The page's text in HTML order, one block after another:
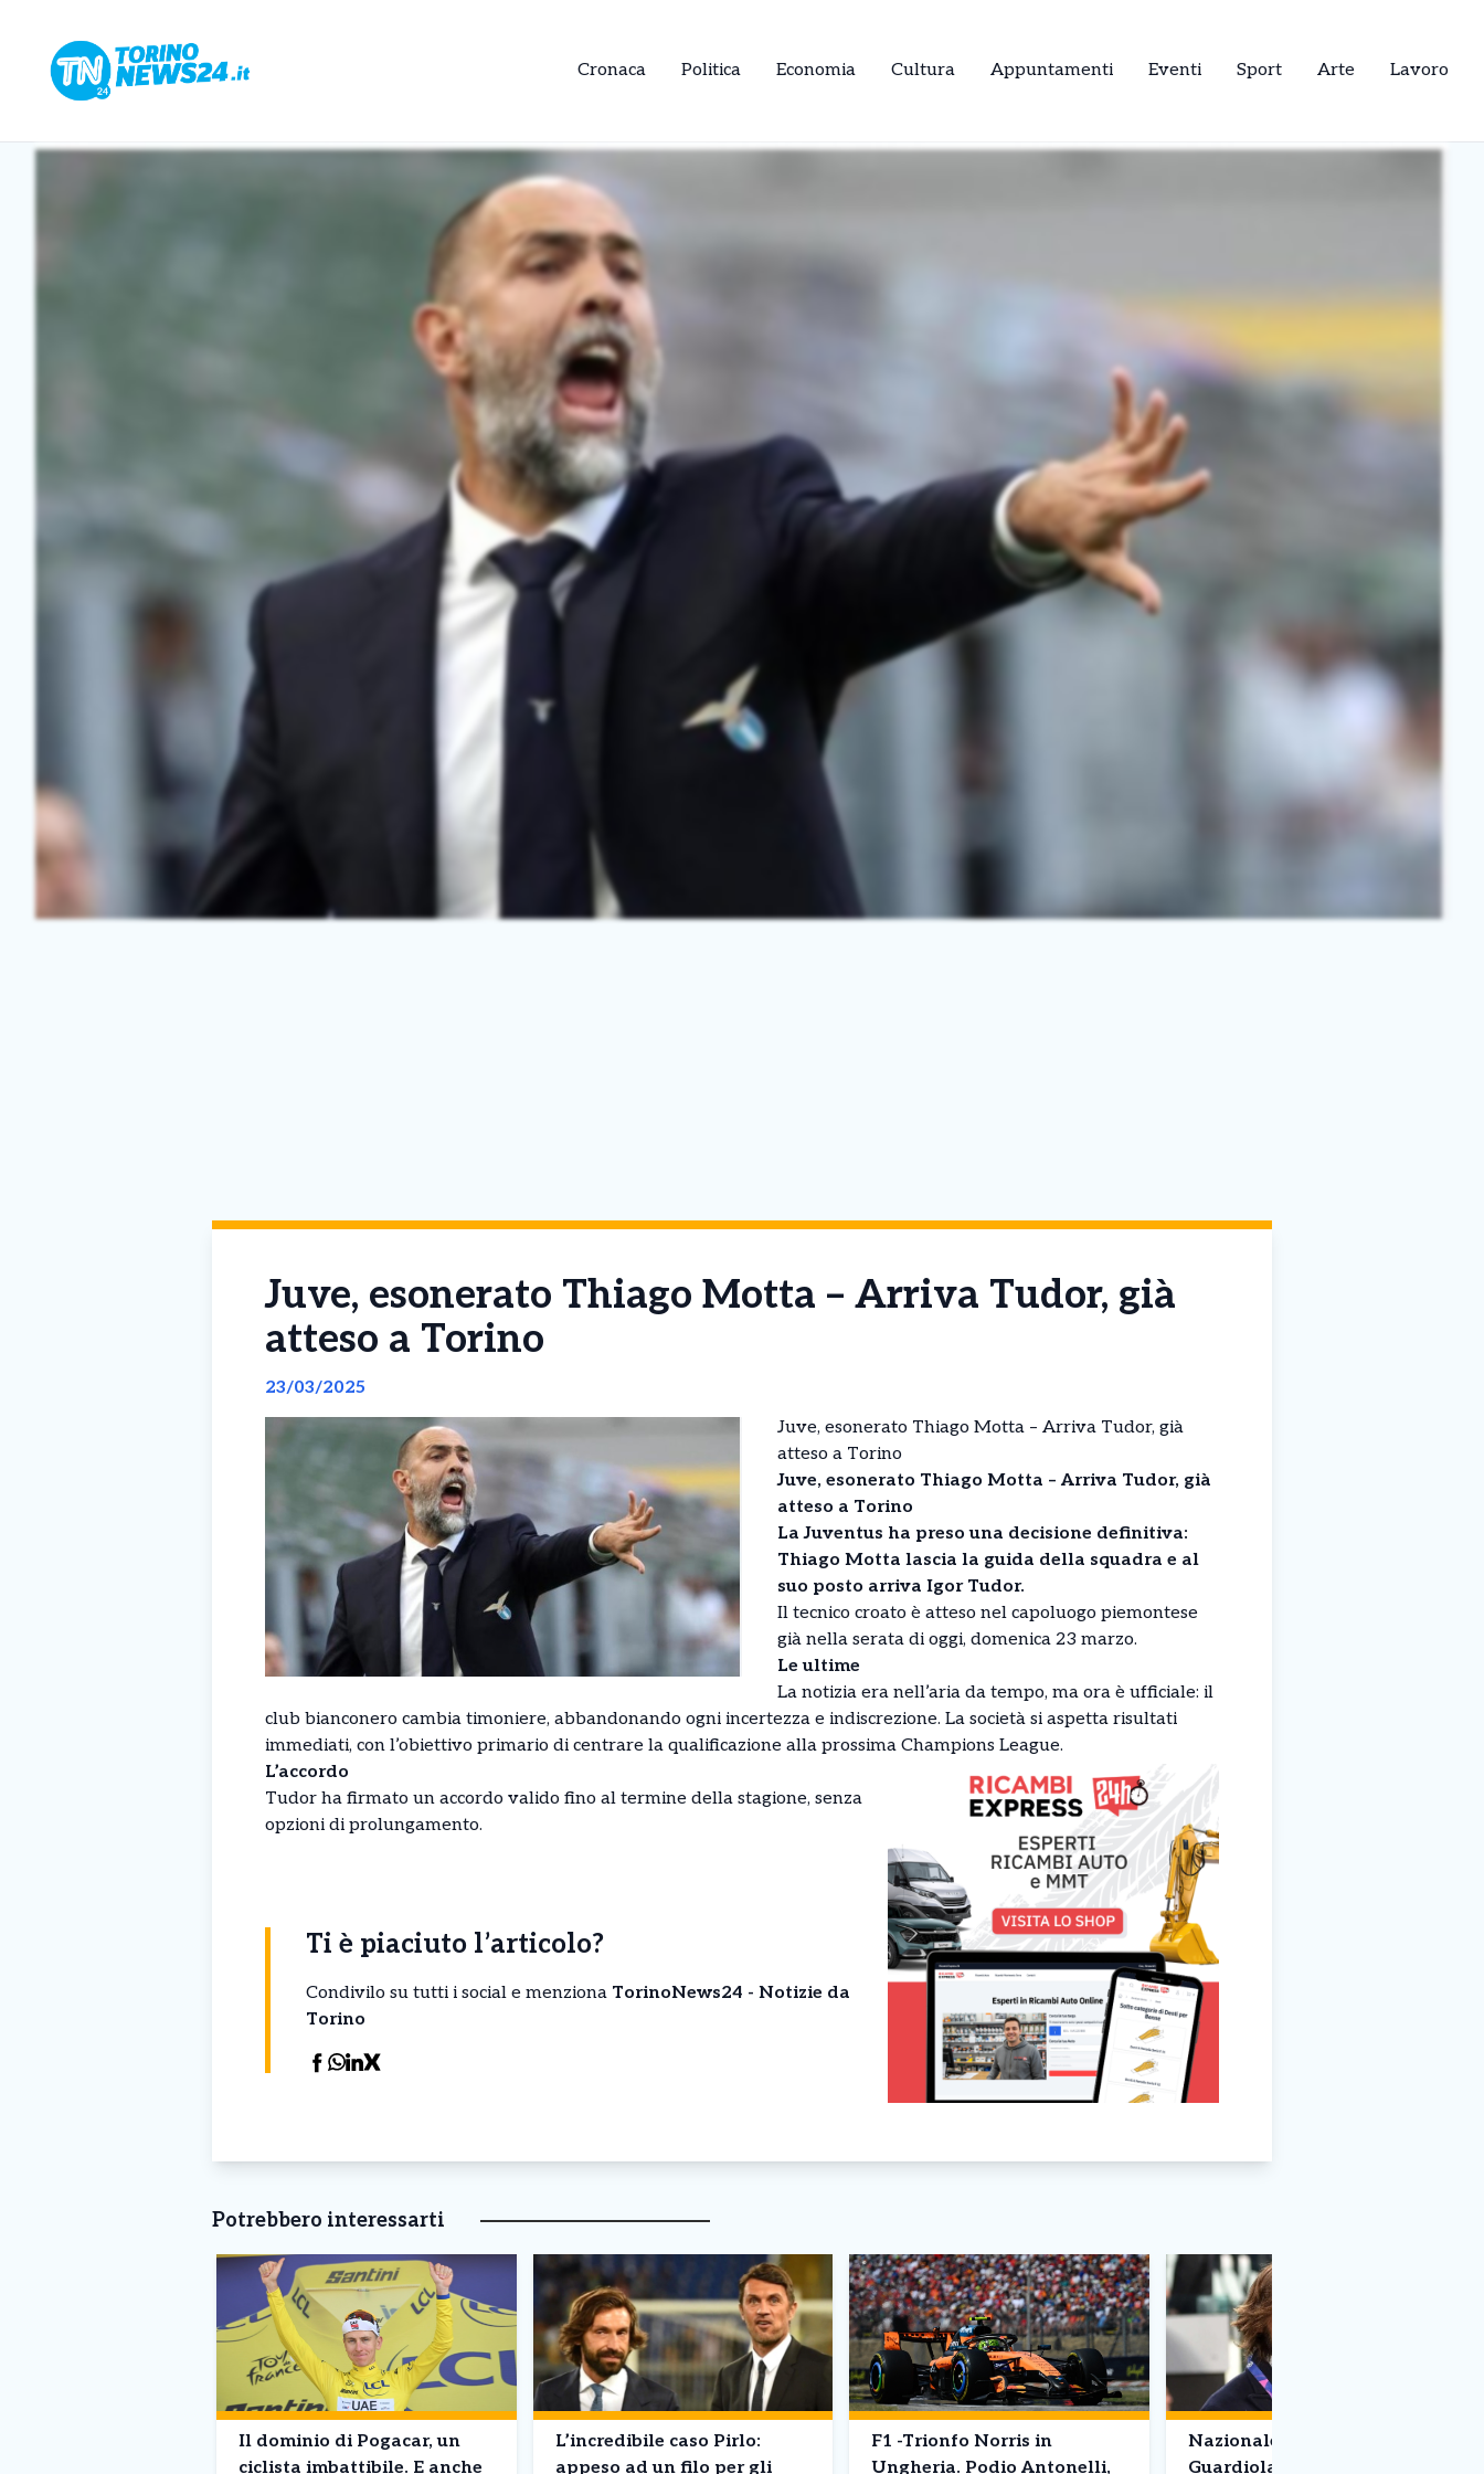
Cronaca Politica Economia Cultura Appuntamenti Eventi Sport Arte Lavoro
Juve, esonerato Thiago Motta – Arriva Tudor, già
atteso a Torino
23/03/2025
Juve, esonerato Thiago Motta – Arriva Tudor, già
atteso a Torino
Juve, esonerato Thiago Motta – Arriva Tudor, già
atteso a Torino
La Juventus ha preso una decisione definitiva:
Thiago Motta lascia la guida della squadra e al
suo posto arriva Igor Tudor.
Il tecnico croato è atteso nel capoluogo piemontese
già nella serata di oggi, domenica 23 marzo.
Le ultime
La notizia era nell’aria da tempo, ma ora è ufficiale: il
club bianconero cambia timoniere, abbandonando ogni incertezza e indiscrezione. La società si aspetta risultati
immediati, con l’obiettivo primario di centrare la qualificazione alla prossima Champions League.
L’accordo
Tudor ha firmato un accordo valido fino al termine della stagione, senza
opzioni di prolungamento.
Ti è piaciuto l’articolo?
Condivilo su tutti i social e menziona TorinoNews24 - Notizie da
Torino
Potrebbero interessarti
Il dominio di Pogacar, un
ciclista imbattibile. E anche
L’incredibile caso Pirlo:
appeso ad un filo per gli
F1 -Trionfo Norris in
Ungheria. Podio Antonelli,
Nazionale, dopo il No di
Guardiola sarà Pirlo il